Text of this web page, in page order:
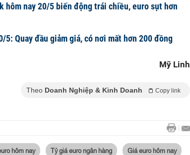
hôm nay 20/5 biến động trái chiều, euro sụt hơn
5: Quay đầu giảm giá, có nơi mất hơn 200 đồng
Mỹ Linh
Theo Doanh Nghiệp & Kinh Doanh Copy link
hôm nay Tỷ giá euro ngân hàng Giá euro hôm nay